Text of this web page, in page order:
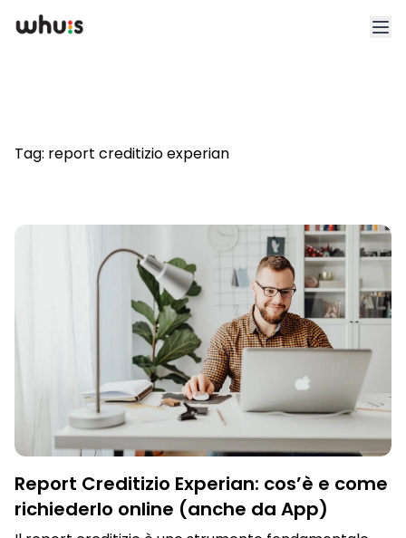
Blog
Whuis per lo sport
Accedi Registrati
Tag: report creditizio experian
Report Creditizio Experian: cos’è e come
richiederlo online (anche da App)